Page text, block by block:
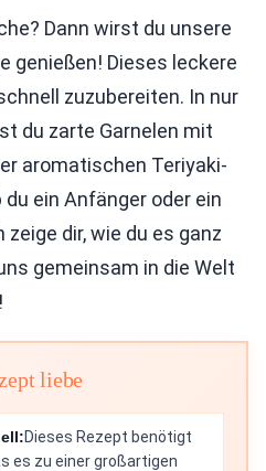
Dann wirst du unsere
genießen! Dieses leckere
zuzubereiten. In nur
du zarte Garnelen mit
aromatischen Teriyaki-
du ein Anfänger oder ein
dir, wie du es ganz
gemeinsam in die Welt
liebe
Dieses Rezept benötigt
es zu einer großartigen